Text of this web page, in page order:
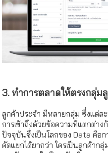
3. ทำการตลาดให้ตรงกลุ่ม
ลูกค้าประจำ มีหลายกลุ่ม ซึ่งแต่ล
การเข้าถึงด้วยข้อความที่แตกต่า
ปัจจุบันซึ่งเป็นโลกของ Data คือ
คัดแยกได้ยากว่า ใครเป็นลูกค้าก